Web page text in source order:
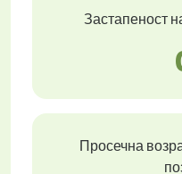
Застапеност
Просечна